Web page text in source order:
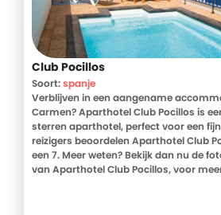
Club Pocillos
Soort:spanje
Verblijven in een aangename
Carmen? Aparthotel Club Pocillos is
sterren aparthotel, perfect voor een
reizigers beoordelen Aparthotel Club
een 7. Meer weten? Bekijk dan nu de
van Aparthotel Club Pocillos, voor